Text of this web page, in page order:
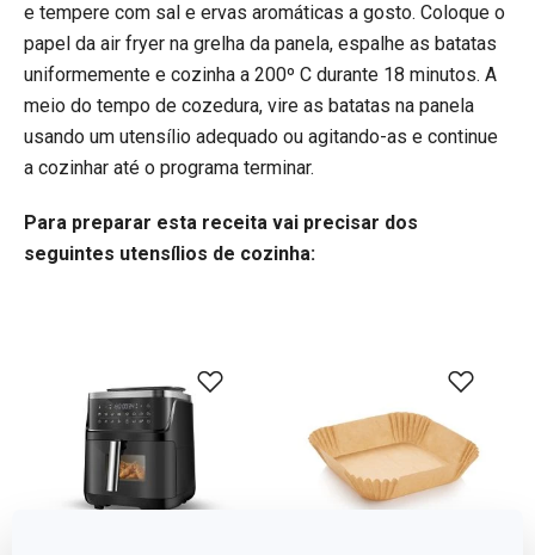
e tempere com sal e ervas aromáticas a gosto. Coloque o
papel da air fryer na grelha da panela, espalhe as batatas
uniformemente e cozinha a 200º C durante 18 minutos. A
meio do tempo de cozedura, vire as batatas na panela
usando um utensílio adequado ou agitando-as e continue
a cozinhar até o programa terminar.
Para preparar esta receita vai precisar dos
seguintes utensílios de cozinha: